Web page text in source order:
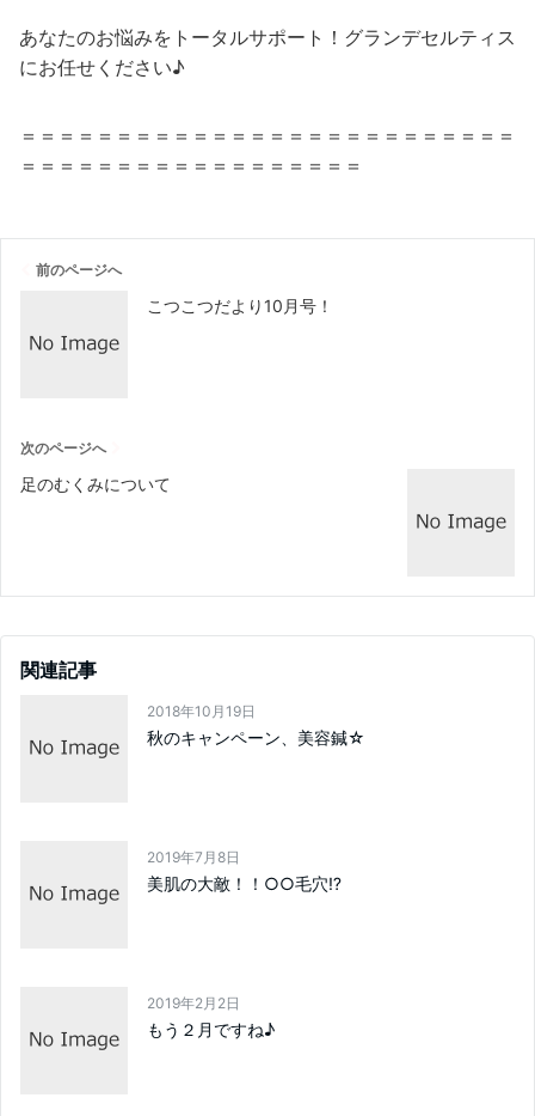
あなたのお悩みをトータルサポート！グランデセルティス
にお任せください♪
＝＝＝＝＝＝＝＝＝＝＝＝＝＝＝＝＝＝＝＝＝＝＝＝＝＝
＝＝＝＝＝＝＝＝＝＝＝＝＝＝＝＝＝＝
前のページへ
こつこつだより10月号！
次のページへ
足のむくみについて
関連記事
2018年10月19日
秋のキャンペーン、美容鍼☆
2019年7月8日
美肌の大敵！！○○毛穴⁉
2019年2月2日
もう２月ですね♪